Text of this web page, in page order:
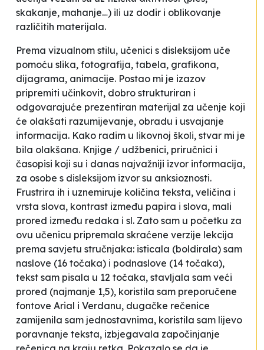
skakanje, mahanje…) ili uz dodir i oblikovanje
različitih materijala.
Prema vizualnom stilu, učenici s disleksijom uče
pomoću slika, fotografija, tabela, grafikona,
dijagrama, animacije. Postao mi je izazov
pripremiti učinkovit, dobro strukturiran i
odgovarajuće prezentiran materijal za učenje koji
će olakšati razumijevanje, obradu i usvajanje
informacija. Kako radim u likovnoj školi, stvar mi je
bila olakšana. Knjige / udžbenici, priručnici i
časopisi koji su i danas najvažniji izvor informacija,
za osobe s disleksijom izvor su anksioznosti.
Frustrira ih i uznemiruje količina teksta, veličina i
vrsta slova, kontrast između papira i slova, mali
prored između redaka i sl. Zato sam u početku za
ovu učenicu pripremala skraćene verzije lekcija
prema savjetu stručnjaka: isticala (boldirala) sam
naslove (16 točaka) i podnaslove (14 točaka),
tekst sam pisala u 12 točaka, stavljala sam veći
prored (najmanje 1,5), koristila sam preporučene
fontove Arial i Verdanu, dugačke rečenice
zamijenila sam jednostavnima, koristila sam lijevo
poravnanje teksta, izbjegavala započinjanje